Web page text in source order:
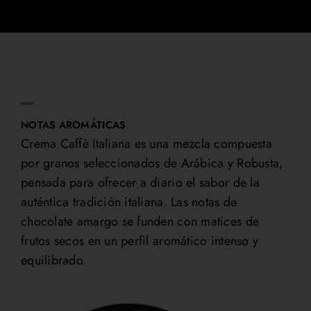
NOTAS AROMÁTICAS
Crema Caffè Italiana es una mezcla compuesta
por granos seleccionados de Arábica y Robusta,
pensada para ofrecer a diario el sabor de la
auténtica tradición italiana. Las notas de
chocolate amargo se funden con matices de
frutos secos en un perfil aromático intenso y
equilibrado.